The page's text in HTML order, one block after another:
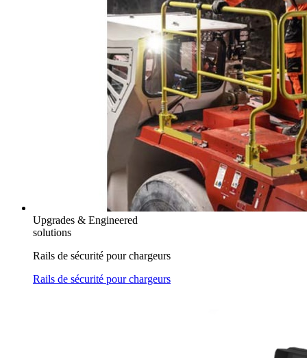
Upgrades & Engineered
solutions
Rails de sécurité pour chargeurs
Rails de sécurité pour chargeurs